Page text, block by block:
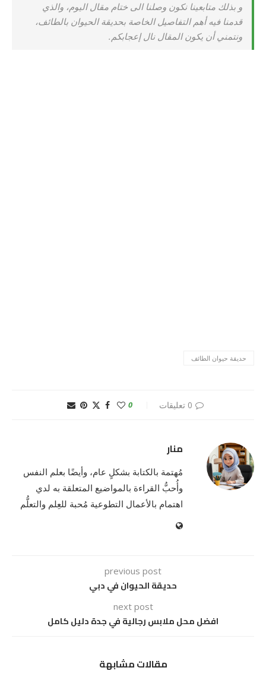
و بذلك متابعينا نكون وصلنا الى ختام مقال اليوم، والذي
قدمنا فيه أهم التفاصيل الخاصة بحديقة الحيوان بالطائف،
ونتمني أن يكون المقال نال إعجابكم.
حديقة حيوان الطائف
0 تعليقات 0
منار
مُهتمة بالكتابة بشكلٍ عام، وأيضًا بعلم النفس
وأُحبُّ القراءة بالمواضيع المتعلقة به لدي
اهتمام بالأعمال التطوعية مُحبة للعِلم والتعلُّم
previous post
حديقة الحيوان في دبي
next post
افضل محل ملابس رجالية في جدة دليل كامل
مقالات مشابهة